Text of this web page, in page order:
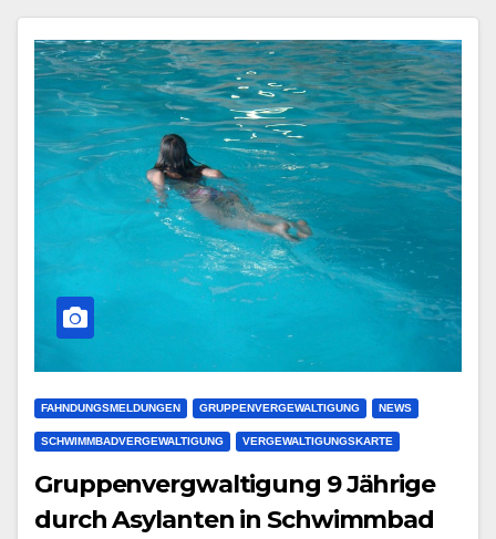
FAHNDUNGSMELDUNGEN GRUPPENVERGEWALTIGUNG NEWS
SCHWIMMBADVERGEWALTIGUNG VERGEWALTIGUNGSKARTE
Gruppenvergwaltigung 9 Jährige
durch Asylanten in Schwimmbad